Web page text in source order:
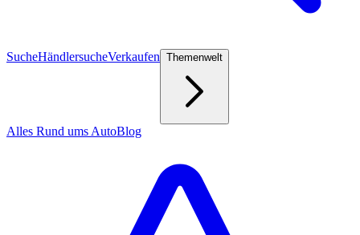
SucheHändlersucheVerkaufen Themenwelt
Alles Rund ums AutoBlog